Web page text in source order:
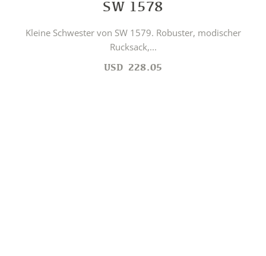
SW 1578
Kleine Schwester von SW 1579. Robuster, modischer
Rucksack,...
USD 228.05